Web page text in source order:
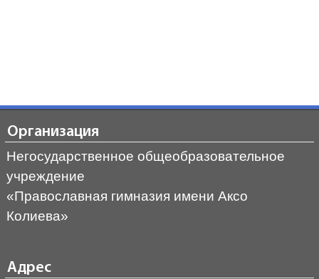
Организация
Негосударственное общеобразовательное
учреждение
«Православная гимназия имени Аксо
Колиева»
Адрес